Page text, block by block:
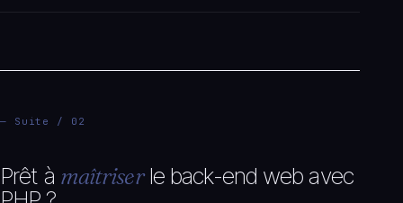
— Suite / 02
Prêt à maîtriserle back-end web avec